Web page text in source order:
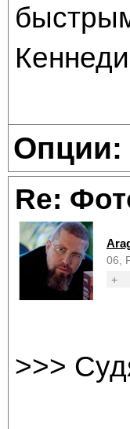
Кеннеди
Опции:
Re:
06,
+
>>>